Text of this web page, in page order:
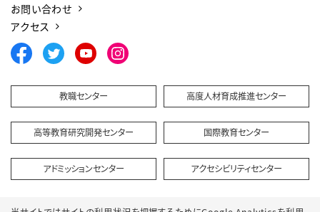
お問い合わせ
アクセス
教職センター 高度人材育成推進センター
高等教育研究開発センター 国際教育センター
アドミッションセンター アクセシビリティセンター